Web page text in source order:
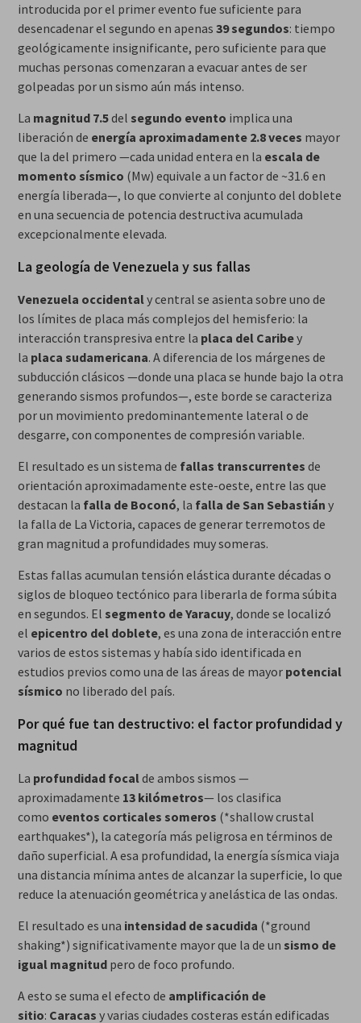
introducida por el primer evento fue suficiente para
desencadenar el segundo en apenas 39 segundos: tiempo
geológicamente insignificante, pero suficiente para que
muchas personas comenzaran a evacuar antes de ser
golpeadas por un sismo aún más intenso.
La magnitud 7.5del segundo evento implica una
liberación de energía aproximadamente 2.8 veces mayor
que la del primero —cada unidad entera en la escala de
momento sísmico (Mw) equivale a un factor de ~31.6 en
energía liberada—, lo que convierte al conjunto del doblete
en una secuencia de potencia destructiva acumulada
excepcionalmente elevada.
La geología de Venezuela y sus fallas
Venezuela occidentaly central se asienta sobre uno de
los límites de placa más complejos del hemisferio: la
interacción transpresiva entre la placa del Caribey
la placa sudamericana. A diferencia de los márgenes de
subducción clásicos —donde una placa se hunde bajo la otra
generando sismos profundos—, este borde se caracteriza
por un movimiento predominantemente lateral o de
desgarre, con componentes de compresión variable.
El resultado es un sistema de fallas transcurrentes de
orientación aproximadamente este-oeste, entre las que
destacan la falla de Boconó, la falla de San Sebastián y
la falla de La Victoria, capaces de generar terremotos de
gran magnitud a profundidades muy someras.
Estas fallas acumulan tensión elástica durante décadas o
siglos de bloqueo tectónico para liberarla de forma súbita
en segundos. El segmento de Yaracuy, donde se localizó
el epicentro del doblete, es una zona de interacción entre
varios de estos sistemas y había sido identificada en
estudios previos como una de las áreas de mayor potencial
sísmico no liberado del país.
Por qué fue tan destructivo: el factor profundidad y
magnitud
La profundidad focalde ambos sismos —
aproximadamente 13 kilómetros— los clasifica
como eventos corticales someros (*shallow crustal
earthquakes*), la categoría más peligrosa en términos de
daño superficial. A esa profundidad, la energía sísmica viaja
una distancia mínima antes de alcanzar la superficie, lo que
reduce la atenuación geométrica y anelástica de las ondas.
El resultado es una intensidad de sacudida (*ground
shaking*) significativamente mayor que la de un sismo de
igual magnitudpero de foco profundo.
A esto se suma el efecto de amplificación de
sitio: Caracas y varias ciudades costeras están edificadas